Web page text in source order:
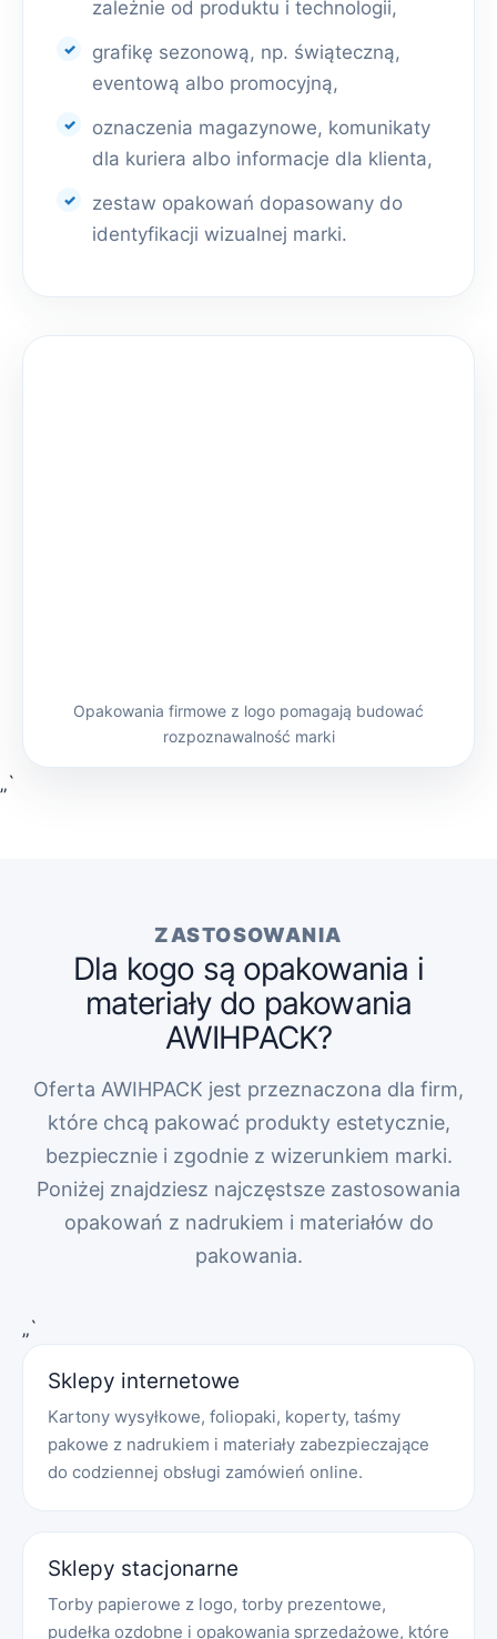
zależnie od produktu i technologii,
grafikę sezonową, np. świąteczną,
eventową albo promocyjną,
oznaczenia magazynowe, komunikaty
dla kuriera albo informacje dla klienta,
zestaw opakowań dopasowany do
identyfikacji wizualnej marki.
Opakowania firmowe z logo pomagają budować
rozpoznawalność marki
„`
ZASTOSOWANIA
Dla kogo są opakowania i
materiały do pakowania
AWIHPACK?
Oferta AWIHPACK jest przeznaczona dla firm,
które chcą pakować produkty estetycznie,
bezpiecznie i zgodnie z wizerunkiem marki.
Poniżej znajdziesz najczęstsze zastosowania
opakowań z nadrukiem i materiałów do
pakowania.
„`
Sklepy internetowe
Kartony wysyłkowe, foliopaki, koperty, taśmy
pakowe z nadrukiem i materiały zabezpieczające
do codziennej obsługi zamówień online.
Sklepy stacjonarne
Torby papierowe z logo, torby prezentowe,
pudełka ozdobne i opakowania sprzedażowe, które